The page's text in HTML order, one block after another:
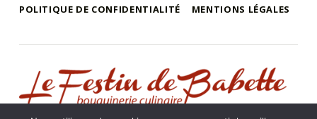
POLITIQUE DE CONFIDENTIALITÉ
MENTIONS LÉGALES
le festin de babette
"LE FESTIN DE BABETTE" – BOUQUINERIE GASTRONOMIQUE